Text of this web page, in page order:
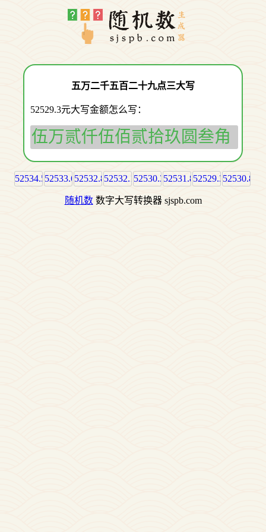
五万二千五百二十九点三大写
52529.3元大写金额怎么写：
伍万贰仟伍佰贰拾玖圆叁角
52534.552533.652532.852532.152530.352531.852529.352530.8
随机数数字大写转换器 sjspb.com